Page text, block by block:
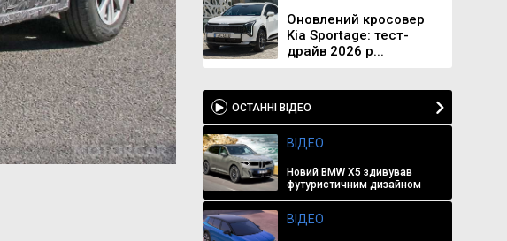
Оновлений кросовер
Kia Sportage: тест-
драйв 2026 р...
ОСТАННІ ВІДЕО
ВІДЕО
Новий BMW X5 здивував
футуристичним дизайном
ВІДЕО